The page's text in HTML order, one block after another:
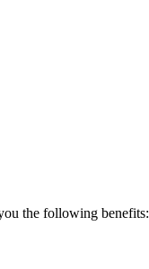
the following benefits: